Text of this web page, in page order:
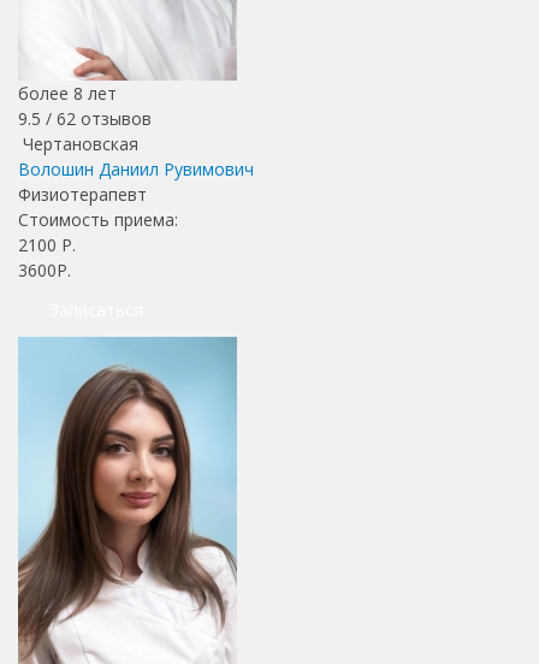
более 8 лет
9.5 / 62 отзывов
Чертановская
Волошин Даниил Рувимович
Физиотерапевт
Стоимость приема:
2100 Р.
3600Р.